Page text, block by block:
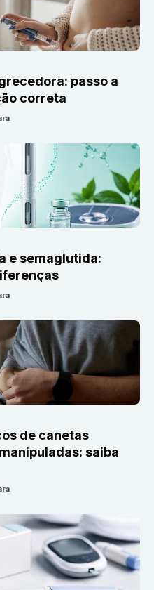
passo a
correta
e semaglutida:
de canetas
saiba